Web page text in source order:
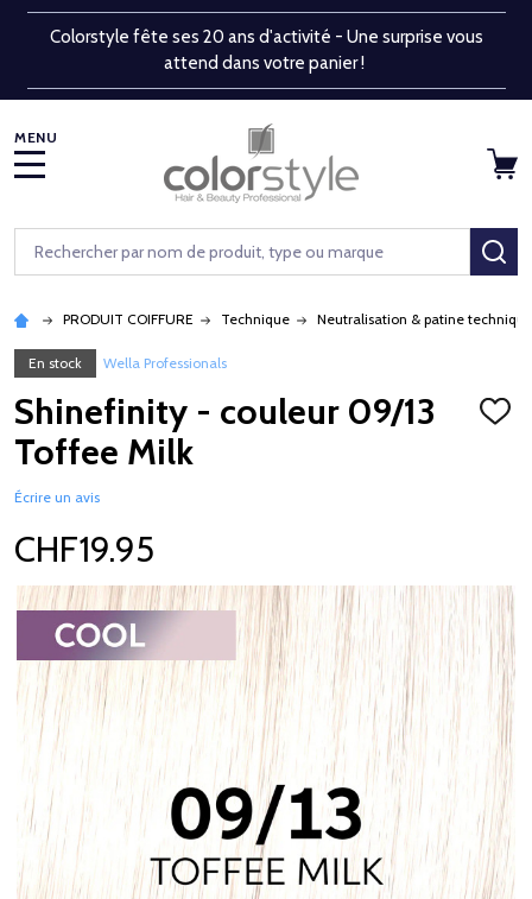
Colorstyle fête ses 20 ans d'activité - Une surprise vous
attend dans votre panier !
Rechercher
PRODUIT COIFFURE Technique Neutralisation & patine technique
En stock Wella Professionals
Shinefinity - couleur 09/13
Toffee Milk
Écrire un avis
CHF19.95